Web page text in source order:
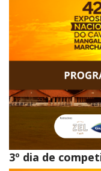
3º dia de